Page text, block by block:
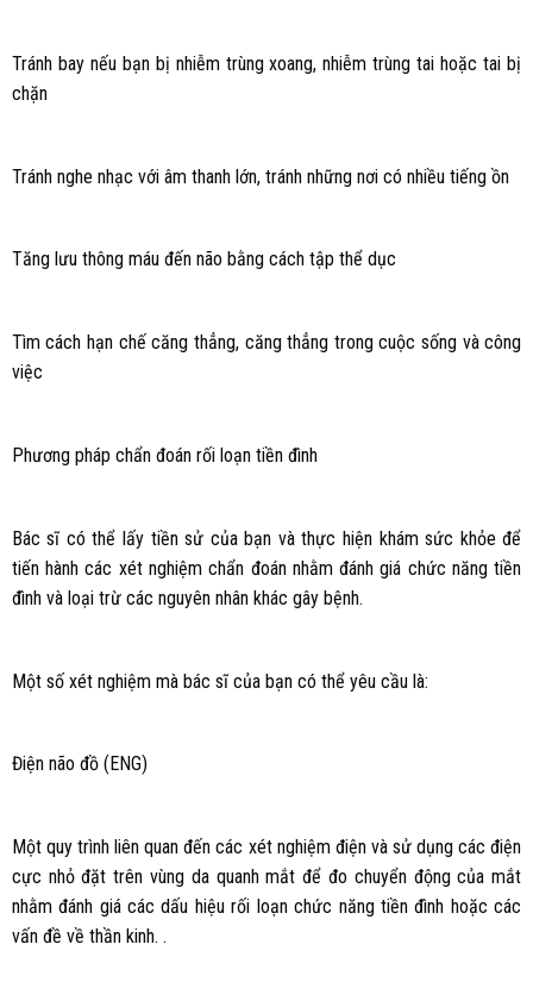
Tránh bay nếu bạn bị nhiễm trùng xoang, nhiễm trùng tai hoặc tai bị
chặn
Tránh nghe nhạc với âm thanh lớn, tránh những nơi có nhiều tiếng ồn
Tăng lưu thông máu đến não bằng cách tập thể dục
Tìm cách hạn chế căng thẳng, căng thẳng trong cuộc sống và công
việc
Phương pháp chẩn đoán rối loạn tiền đình
Bác sĩ có thể lấy tiền sử của bạn và thực hiện khám sức khỏe để
tiến hành các xét nghiệm chẩn đoán nhằm đánh giá chức năng tiền
đình và loại trừ các nguyên nhân khác gây bệnh.
Một số xét nghiệm mà bác sĩ của bạn có thể yêu cầu là:
Điện não đồ (ENG)
Một quy trình liên quan đến các xét nghiệm điện và sử dụng các điện
cực nhỏ đặt trên vùng da quanh mắt để đo chuyển động của mắt
nhằm đánh giá các dấu hiệu rối loạn chức năng tiền đình hoặc các
vấn đề về thần kinh. .